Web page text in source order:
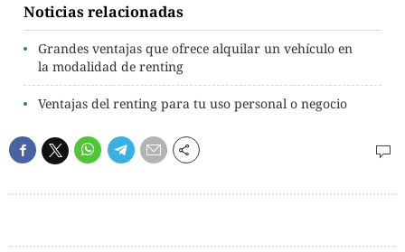
Noticias relacionadas
Grandes ventajas que ofrece alquilar un vehículo en
la modalidad de renting
Ventajas del renting para tu uso personal o negocio